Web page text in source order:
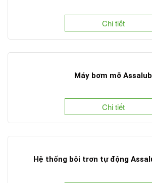
Chi tiết
Máy bơm mỡ Assalub
Chi tiết
Hệ thống bôi trơn tự động